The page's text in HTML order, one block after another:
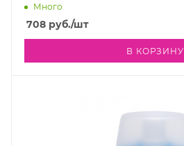
Много
708 руб./шт
В КОРЗИНУ